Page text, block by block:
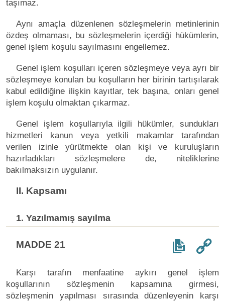
taşımaz.
Aynı amaçla düzenlenen sözleşmelerin metinlerinin
özdeş olmaması, bu sözleşmelerin içerdiği hükümlerin,
genel işlem koşulu sayılmasını engellemez.
Genel işlem koşulları içeren sözleşmeye veya ayrı bir
sözleşmeye konulan bu koşulların her birinin tartışılarak
kabul edildiğine ilişkin kayıtlar, tek başına, onları genel
işlem koşulu olmaktan çıkarmaz.
Genel işlem koşullarıyla ilgili hükümler, sundukları
hizmetleri kanun veya yetkili makamlar tarafından
verilen izinle yürütmekte olan kişi ve kuruluşların
hazırladıkları sözleşmelere de, niteliklerine
bakılmaksızın uygulanır.
II. Kapsamı
1. Yazılmamış sayılma
MADDE 21
Karşı tarafın menfaatine aykırı genel işlem
koşullarının sözleşmenin kapsamına girmesi,
sözleşmenin yapılması sırasında düzenleyenin karşı